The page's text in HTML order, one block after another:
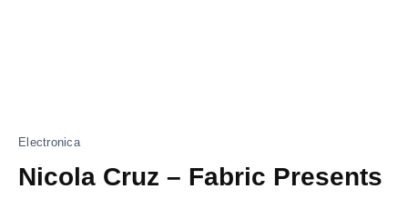
Electronica
Nicola Cruz – Fabric Presents